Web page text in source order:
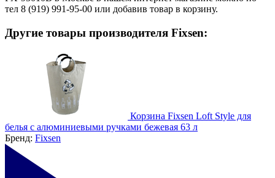
тел 8 (919) 991-95-00 или добавив товар в корзину.
Другие товары производителя Fixsen:
Корзина Fixsen Loft Style для
белья с алюминиевыми ручками бежевая 63 л
Бренд: Fixsen